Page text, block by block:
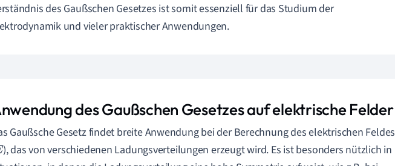
des Gaußschen Gesetzes ist somit essenziell für das Studium der
und vieler praktischer Anwendungen.
des Gaußschen Gesetzes auf elektrische Felder
Gaußsche Gesetz findet breite Anwendung bei der Berechnung des elektrischen Feldes
), das von verschiedenen Ladungsverteilungen erzeugt wird. Es ist besonders nützlich in